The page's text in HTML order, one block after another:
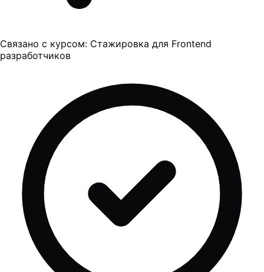
Связано с курсом: Стажировка для Frontend
разработчиков